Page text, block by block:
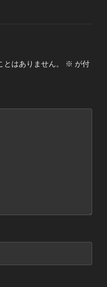
はありません。 ※ が付